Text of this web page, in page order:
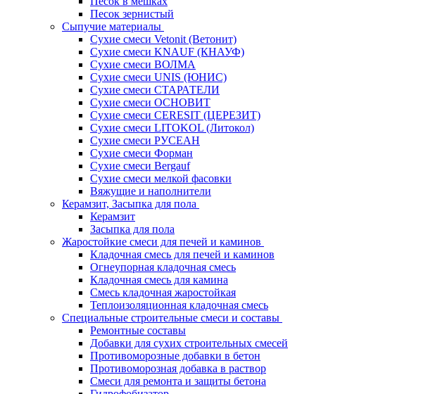
Песок зернистый
Сыпучие материалы
Сухие смеси Vetonit (Ветонит)
Сухие смеси KNAUF (КНАУФ)
Сухие смеси ВОЛМА
Сухие смеси UNIS (ЮНИС)
Сухие смеси СТАРАТЕЛИ
Сухие смеси ОСНОВИТ
Сухие смеси СERESIT (ЦЕРЕЗИТ)
Сухие смеси LITOKOL (Литокол)
Сухие смеси РУСЕАН
Сухие смеси Форман
Сухие смеси Bergauf
Сухие смеси мелкой фасовки
Вяжущие и наполнители
Керамзит, Засыпка для пола
Керамзит
Засыпка для пола
Жаростойкие смеси для печей и каминов
Кладочная смесь для печей и каминов
Огнеупорная кладочная смесь
Кладочная смесь для камина
Смесь кладочная жаростойкая
Теплоизоляционная кладочная смесь
Специальные строительные смеси и составы
Ремонтные составы
Добавки для сухих строительных смесей
Противоморозные добавки в бетон
Противоморозная добавка в раствор
Смеси для ремонта и защиты бетона